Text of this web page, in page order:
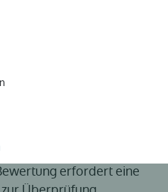
erfordert eine